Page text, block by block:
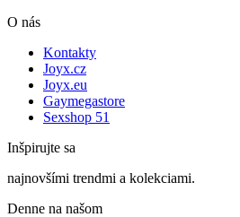
O nás
Kontakty
Joyx.cz
Joyx.eu
Gaymegastore
Sexshop 51
Inšpirujte sa
najnovšími trendmi a kolekciami.
Denne na našom